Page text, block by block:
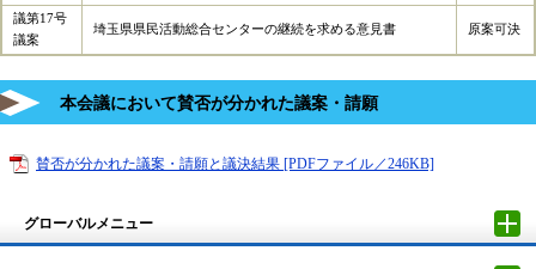
議第17号
議案
埼玉県県民活動総合センターの継続を求める意見書 原案可決
本会議において賛否が分かれた議案・請願
賛否が分かれた議案・請願と議決結果 [PDFファイル／246KB]
グローバルメニュー